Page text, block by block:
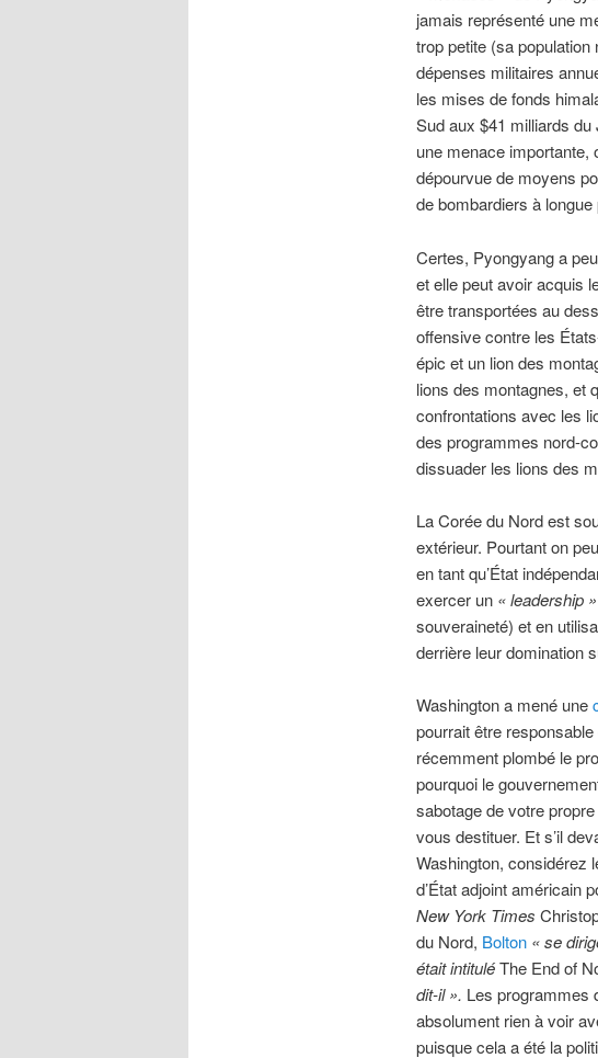
jamais représenté une
trop petite (sa population
dépenses militaires
les mises de fonds
Sud aux $41 milliards
une menace importante,
dépourvue de moyens
de bombardiers à longue
Certes, Pyongyang a
et elle peut avoir acquis
être transportées au
offensive contre les
épic et un lion des
lions des montagnes, et
confrontations avec les
des programmes nord-
dissuader les lions des
La Corée du Nord est
extérieur. Pourtant on
en tant qu’État
exercer un « leadership »
souveraineté) et en
derrière leur domination
Washington a mené une
pourrait être
récemment plombé le
pourquoi le
sabotage de votre
vous destituer. Et s’il
Washington, considérez
d’État adjoint américain
New York Times
du Nord, Bolton « se
était intituléThe End of
dit-il ». Les programmes
absolument rien à voir
puisque cela a été la